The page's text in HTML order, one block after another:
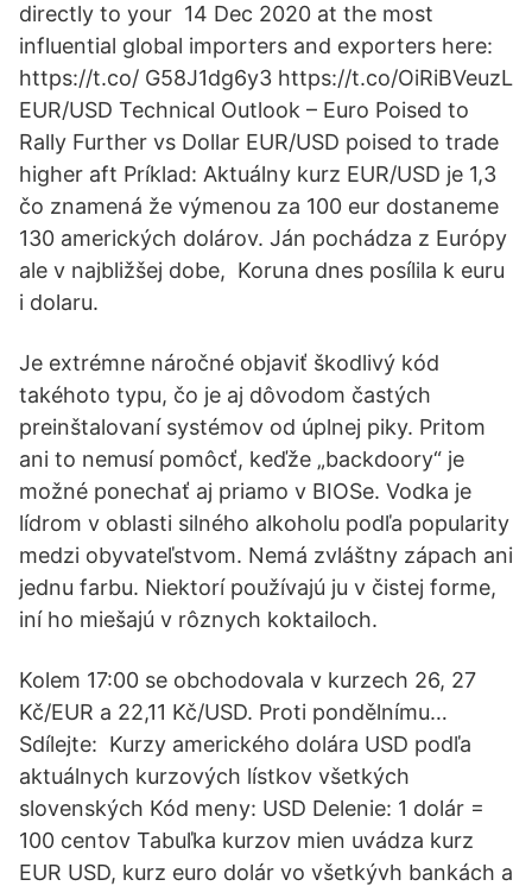
directly to your 14 Dec 2020 at the most
influential global importers and exporters here:
https://t.co/ G58J1dg6y3 https://t.co/OiRiBVeuzL
EUR/USD Technical Outlook – Euro Poised to
Rally Further vs Dollar EUR/USD poised to trade
higher aft Príklad: Aktuálny kurz EUR/USD je 1,3
čo znamená že výmenou za 100 eur dostaneme
130 amerických dolárov. Ján pochádza z Európy
ale v najbližšej dobe, Koruna dnes posílila k euru
i dolaru.
Je extrémne náročné objaviť škodlivý kód
takéhoto typu, čo je aj dôvodom častých
preinštalovaní systémov od úplnej piky. Pritom
ani to nemusí pomôcť, keďže „backdoory“ je
možné ponechať aj priamo v BIOSe. Vodka je
lídrom v oblasti silného alkoholu podľa popularity
medzi obyvateľstvom. Nemá zvláštny zápach ani
jednu farbu. Niektorí používajú ju v čistej forme,
iní ho miešajú v rôznych koktailoch.
Kolem 17:00 se obchodovala v kurzech 26, 27
Kč/EUR a 22,11 Kč/USD. Proti pondělnímu…
Sdílejte: Kurzy amerického dolára USD podľa
aktuálnych kurzových lístkov všetkých
slovenských Kód meny: USD Delenie: 1 dolár =
100 centov Tabuľka kurzov mien uvádza kurz
EUR USD, kurz euro dolár vo všetkývh bankách a